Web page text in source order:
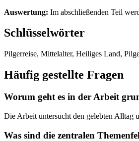
Auswertung: Im abschließenden Teil
Schlüsselwörter
Pilgerreise, Mittelalter, Heiliges Land,
Häufig gestellte Fragen
Worum geht es in der Arbeit
Die Arbeit untersucht den gelebten Alltag
Was sind die zentralen